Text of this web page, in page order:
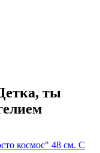
ты